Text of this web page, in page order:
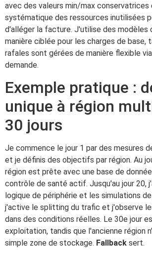
avec des valeurs min/max
systématique des ressources inutilisées
d'alléger la facture. J'utilise des modèles
manière ciblée pour les charges de base,
rafales sont gérées de manière flexible
demande.
Exemple pratique :
unique à région
30 jours
Je commence le jour 1 par des mesures
et je définis des objectifs par région. Au
région est prête avec une base de
contrôle de santé actif. Jusqu'au jour 20,
logique de périphérie et les simulations
j'active le splitting du trafic et j'observe
dans des conditions réelles. Le 30e jour
exploitation, tandis que l'ancienne région
simple zone de stockage. Fallback sert.